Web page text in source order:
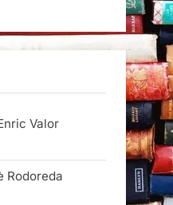
Valor
Rodoreda